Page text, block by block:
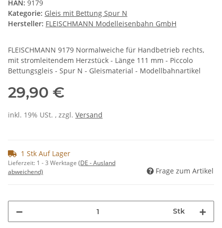
HAN: 9179
Kategorie: Gleis mit Bettung Spur N
Hersteller: FLEISCHMANN Modelleisenbahn GmbH
FLEISCHMANN 9179 Normalweiche für Handbetrieb rechts,
mit stromleitendem Herzstück - Länge 111 mm - Piccolo
Bettungsgleis - Spur N - Gleismaterial - Modellbahnartikel
29,90 €
inkl. 19% USt. , zzgl. Versand
1 Stk Auf Lager
Lieferzeit: 1 - 3 Werktage (DE - Ausland
abweichend)
Frage zum Artikel
Stk